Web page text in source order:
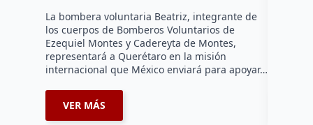
La bombera voluntaria Beatriz, integrante de
los cuerpos de Bomberos Voluntarios de
Ezequiel Montes y Cadereyta de Montes,
representará a Querétaro en la misión
internacional que México enviará para apoyar…
VER MÁS